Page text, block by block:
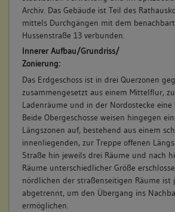
6. Bauphase:
(1800 - 1918)
Verkauf an Privatmann (a).
keine
7. Bauphase:
(1918)
Verkauf in städtischen Besitz und
städtischen Dienststellen (a).
Betroffene Gebäudeteile:
keine
Archiv. Das Gebäude ist Teil des
mittels Durchgängen mit dem
Hussenstraße 13 verbunden.
Innerer Aufbau/Grundriss/
Zonierung:
Das Erdgeschoss ist in drei Querzonen
zusammengesetzt aus einem Mittelflur,
Ladenräume und in der Nordostecke eine
Beide Obergeschosse weisen hingegen
Längszonen auf, bestehend aus einem
innenliegenden, zur Treppe offenen
Straße hin jeweils drei Räume und nach
Räume unterschiedlicher Größe
nördlichen der straßenseitigen Räume ist
abgetrennt, um den Übergang ins
ermöglichen.